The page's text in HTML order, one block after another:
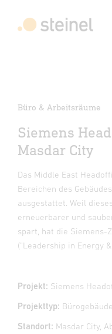
Büro & Arbeitsräume
Siemens
Masdar City
Das Middle East
Bereichen des
ausgestattet. Weil
erneuerbarer und
spart, hat die Siemens-
("Leadership in Energy
Projekt: Siemens
Projekttyp: Bürogebäude
Standort: Masdar City,